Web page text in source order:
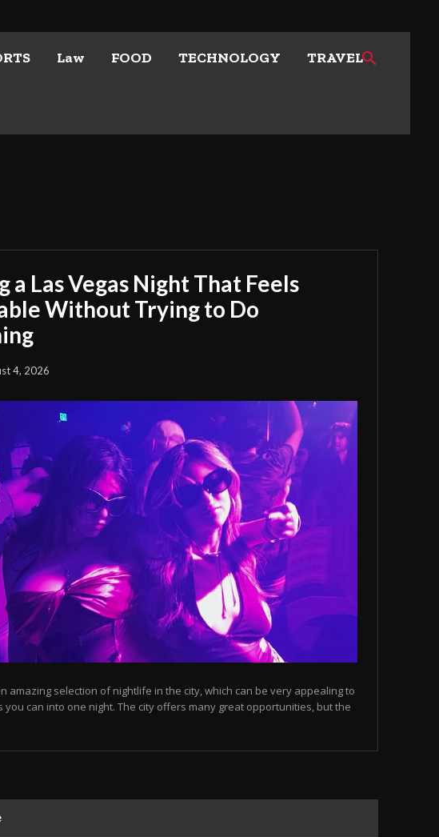
Law FOOD TECHNOLOGY TRAVEL
a Las Vegas Night That Feels
Without Trying to Do
4, 2026
amazing selection of nightlife in the city, which can be very appealing to
you can into one night. The city offers many great opportunities, but the